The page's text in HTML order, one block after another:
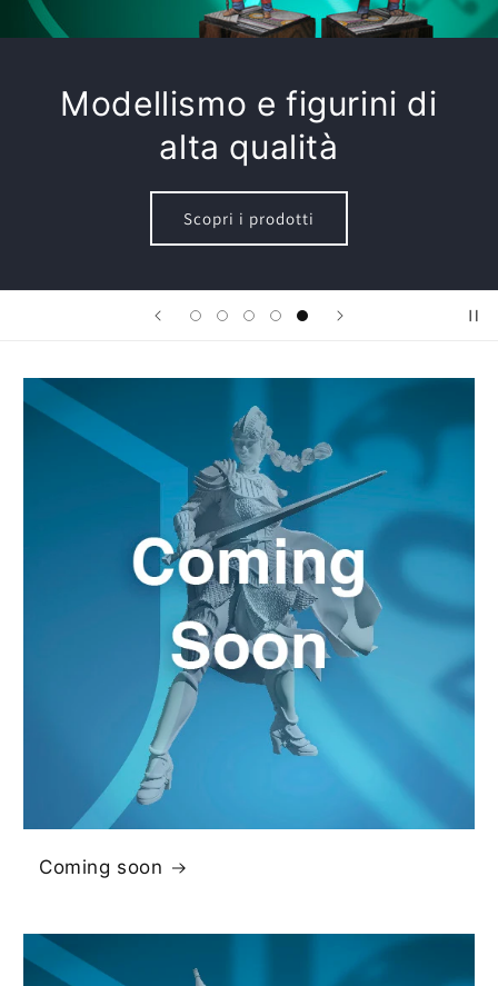
Modellismo e figurini di
alta qualità
Scopri i prodotti
Coming soon